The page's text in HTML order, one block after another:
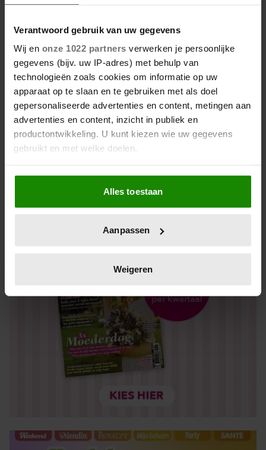
Verantwoord gebruik van uw gegevens
Wij en onze 1022 partners verwerken je persoonlijke
gegevens (bijv. uw IP-adres) met behulp van
technologieën zoals cookies om informatie op uw
apparaat op te slaan en te gebruiken met als doel
gepersonaliseerde advertenties en content, metingen aan
advertenties en content, inzicht in publiek en
productontwikkeling. U kunt kiezen wie uw gegevens
gebruikt en met welke doelen.
Als u het toestaat, willen we ook graag:
Informatie verzamelen over uw geografische locatie,
die tot een paar meter nauwkeurig kan zijn
op specifieke eigenschappen (fingerprinting)
verwerkt en stel uw voorkeuren in het
intrekken in de Cookieverklaring.
We gebruiken cookies om content en advertenties te
personaliseren, om functies voor social media te bieden
en om ons websiteverkeer te analyseren. Ook delen we
informatie over uw gebruik van onze site met onze
partners voor social media, adverteren en analyse. Deze
partners kunnen deze gegevens combineren met andere
gaat akkoord met onze cookies als u onze website blijft
Alles toestaan
Aanpassen
Weigeren
De nieuwe Mijn Geheim ligt nu in de winkel
Abonneren
Digitaal lezen
Los kopen